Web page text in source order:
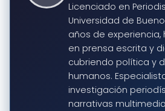
Licenciado en
Universidad de
años de
en prensa escrita y
cubriendo política y
humanos.
investigación
narrativas